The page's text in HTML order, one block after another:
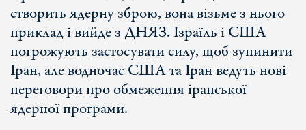
створить ядерну зброю, вона візьме з нього
приклад і вийде з ДНЯЗ. Ізраїль і США
погрожують застосувати силу, щоб зупинити
Іран, але водночас США та Іран ведуть нові
переговори про обмеження іранської
ядерної програми.